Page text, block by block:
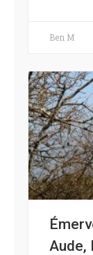
Ben M
Aude,